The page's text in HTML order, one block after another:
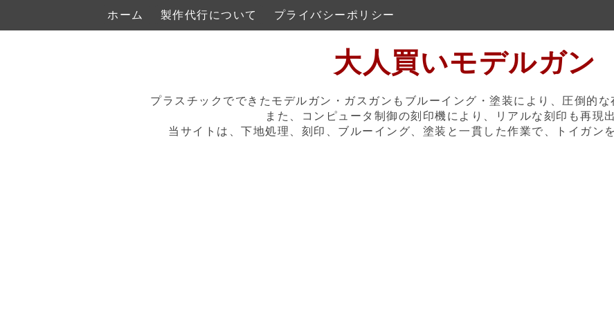
ホーム 製作代行について プライバシーポリシー
大人買いモデルガン
プラスチックでできたモデルガン・ガスガンもブルーイング・塗装により、圧倒的な
また、コンピュータ制御の刻印機により、リアルな刻印も再現
当サイトは、下地処理、刻印、ブルーイング、塗装と一貫した作業で、トイガン